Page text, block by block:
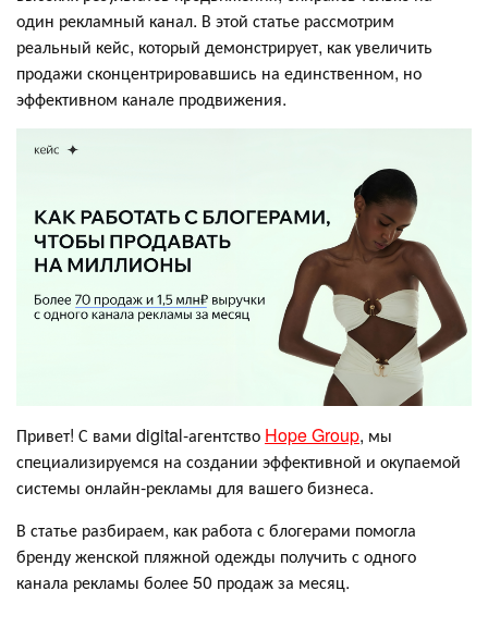
один рекламный канал. В этой статье рассмотрим
реальный кейс, который демонстрирует, как увеличить
продажи сконцентрировавшись на единственном, но
эффективном канале продвижения.
Привет! С вами digital-агентство Hope Group, мы
специализируемся на создании эффективной и окупаемой
системы онлайн-рекламы для вашего бизнеса.
В статье разбираем, как работа с блогерами помогла
бренду женской пляжной одежды получить с одного
канала рекламы более 50 продаж за месяц.